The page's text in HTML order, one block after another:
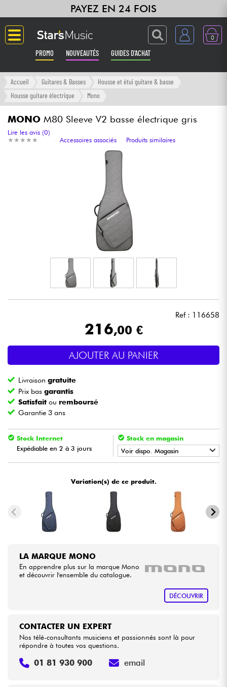
PAYEZ EN 24 FOIS
0
PROMO NOUVEAUTÉS GUIDES D'ACHAT
Langue
Amplis & Effets
Micros & HF
Eclairage
Vents
Eveil Musical
Câbles & Access.
HiFi
Packs
Voir nos marques
Accueil Guitares & Basses
Housse et étui guitare & basse
Housse guitare électrique
Mono
MONO M80 Sleeve V2 basse électrique gris
★ ★ ★ ★ ★
★ ★ ★ ★ ★
Lire les avis (0)
Accessoires associés
Produits similaires
Ref : 116658
216,00 €
AJOUTER AU PANIER
Livraisongratuite
Prix basgarantis
Satisfait ou remboursé
Garantie 3 ans
Stock Internet
Expédiable en 2 à 3 jours
Stock en magasin
Voir dispo. Magasin
Variation(s) de ce produit.
LA MARQUE MONO
En apprendre plus sur la marque Mono
et découvrir l'ensemble du catalogue.
DÉCOUVRIR
CONTACTER UN EXPERT
Nos télé-consultants musiciens et passionnés sont là pour
répondre à toutes vos questions.
01 81 930 900 email